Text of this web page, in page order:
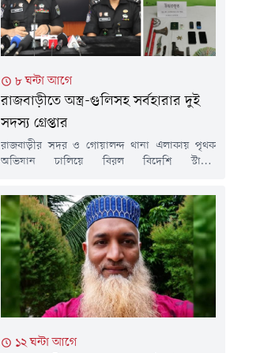
৮ ঘন্টা আগে
রাজবাড়ীতে অস্ত্র-গুলিসহ সর্বহারার দুই
সদস্য গ্রেপ্তার
রাজবাড়ীর সদর ও গোয়ালন্দ থানা এলাকায় পৃথক
অভিযান চালিয়ে বিরল বিদেশি স্টার্লিং
গুলিসহ দুই অস্ত্রধারীকে গ্রেপ্তার করেছে
র&zwnj;্যাপিড অ্যাকশন ব্যাটালিয়ন
(র&zwnj;্যাব)-১০।গ্রেপ্তারকৃত আসামিরা হলেন-
মো. মোমিন মোল্লা ও হাসান আলী বিশ্বাস। তাদের
সাথে নিষিদ্ধ সর্বহারা পার্টি মঞ্জু-জাহাঙ্গীর গ্রুপের
সংশ্লিষ্টতা রয়েছে।বুধবার সন্ধ্যা ও রাতে পৃথক দুটি...
১২ ঘন্টা আগে